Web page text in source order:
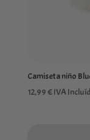
Camiseta niño
12,99€IVA